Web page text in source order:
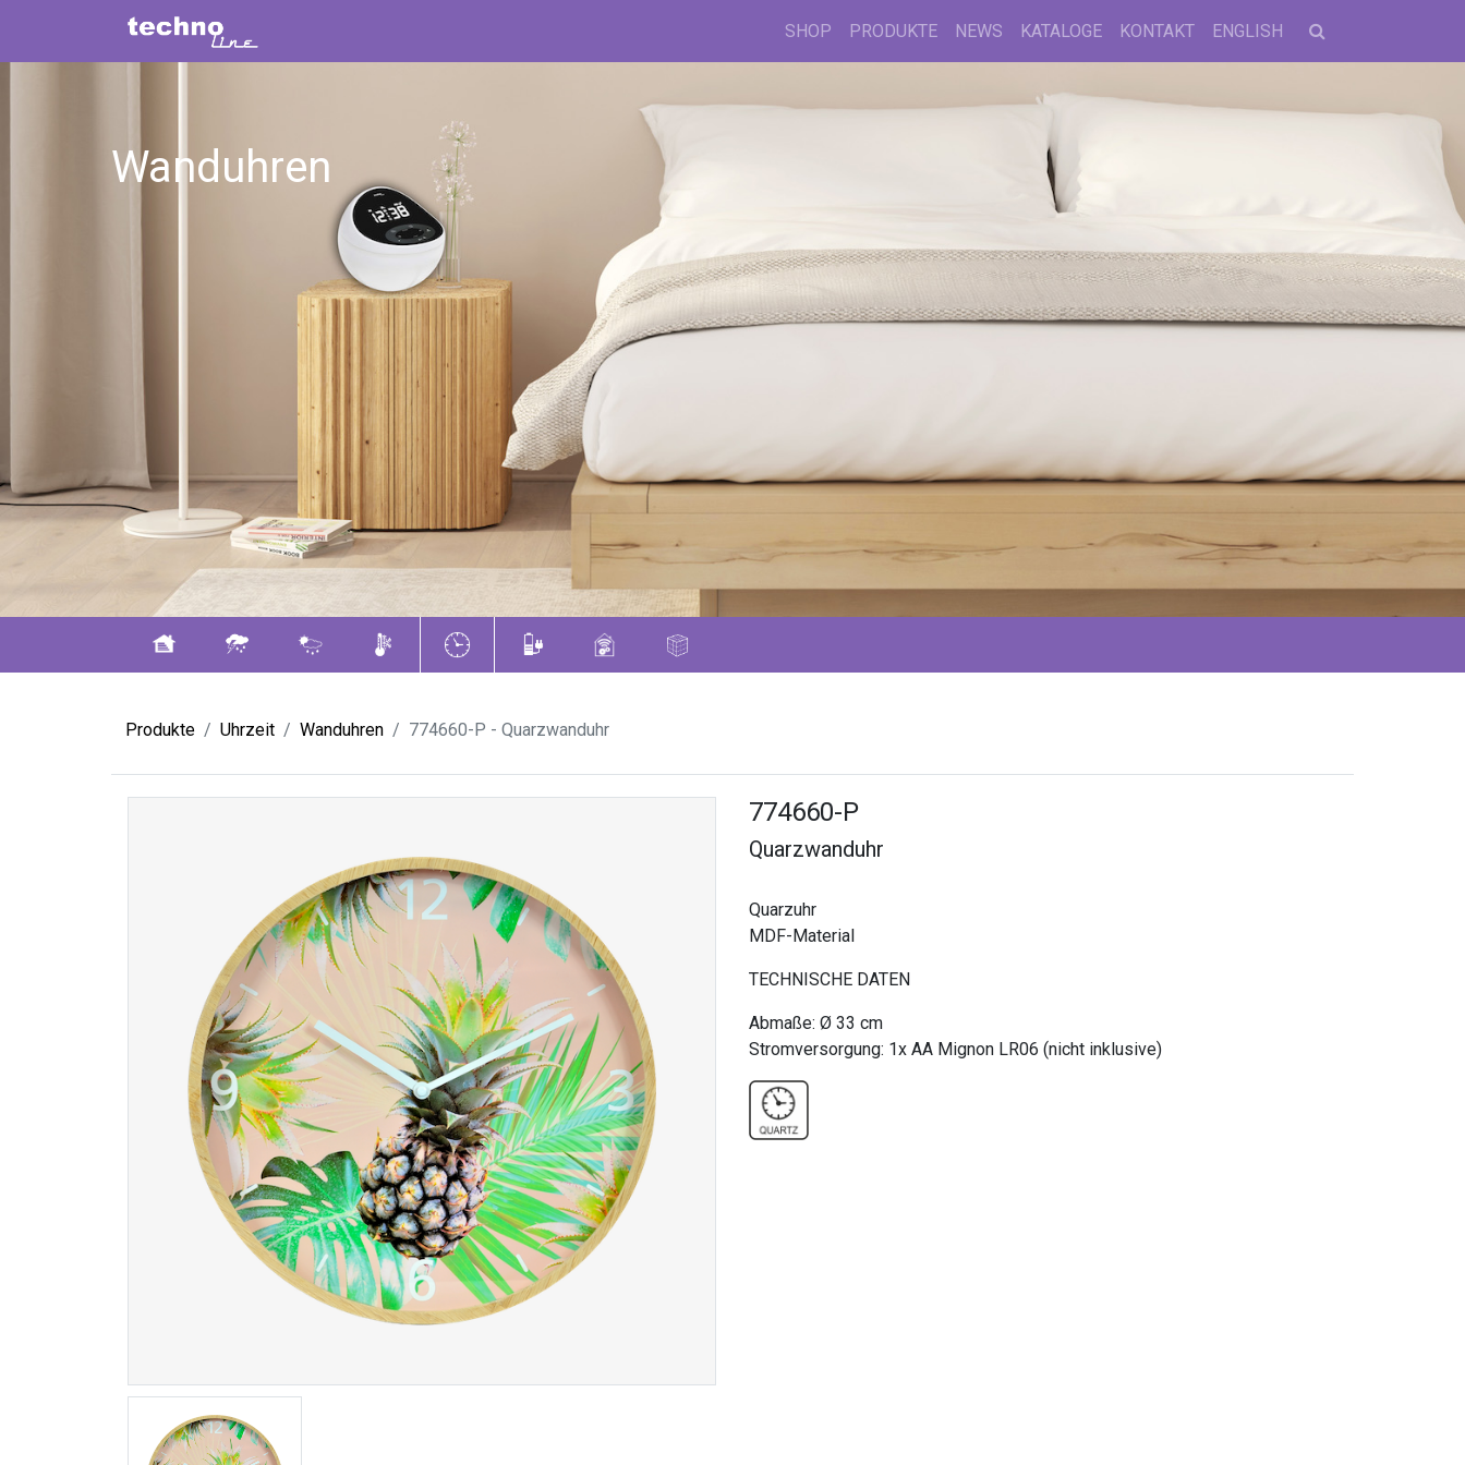
SHOP PRODUKTE NEWS KATALOGE KONTAKT ENGLISH
Wanduhren
Produkte Uhrzeit Wanduhren 774660-P - Quarzwanduhr
774660-P
Quarzwanduhr
Quarzuhr
MDF-Material
TECHNISCHE DATEN
Abmaße: Ø 33 cm
Stromversorgung: 1x AA Mignon LR06 (nicht inklusive)